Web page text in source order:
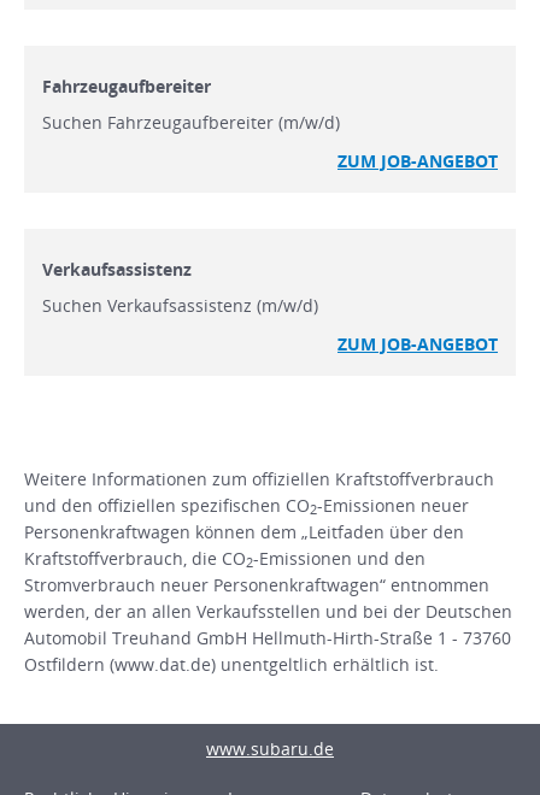
Fahrzeugaufbereiter
Suchen Fahrzeugaufbereiter (m/w/d)
ZUM JOB-ANGEBOT
Verkaufsassistenz
Suchen Verkaufsassistenz (m/w/d)
ZUM JOB-ANGEBOT
Weitere Informationen zum offiziellen Kraftstoffverbrauch
und den offiziellen spezifischen CO2-Emissionen neuer
Personenkraftwagen können dem „Leitfaden über den
Kraftstoffverbrauch, die CO2-Emissionen und den
Stromverbrauch neuer Personenkraftwagen“ entnommen
werden, der an allen Verkaufsstellen und bei der Deutschen
Automobil Treuhand GmbH Hellmuth-Hirth-Straße 1 - 73760
Ostfildern (www.dat.de) unentgeltlich erhältlich ist.
www.subaru.de